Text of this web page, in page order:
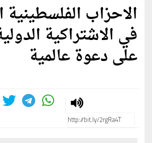
الاحزاب الفلسطينية
في الاشتراكية
على دعوة عالمية